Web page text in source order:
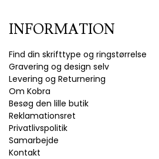
INFORMATION
Find din skrifttype og ringstørrelse
Gravering og design selv
Levering og Returnering
Om Kobra
Besøg den lille butik
Reklamationsret
Privatlivspolitik
Samarbejde
Kontakt